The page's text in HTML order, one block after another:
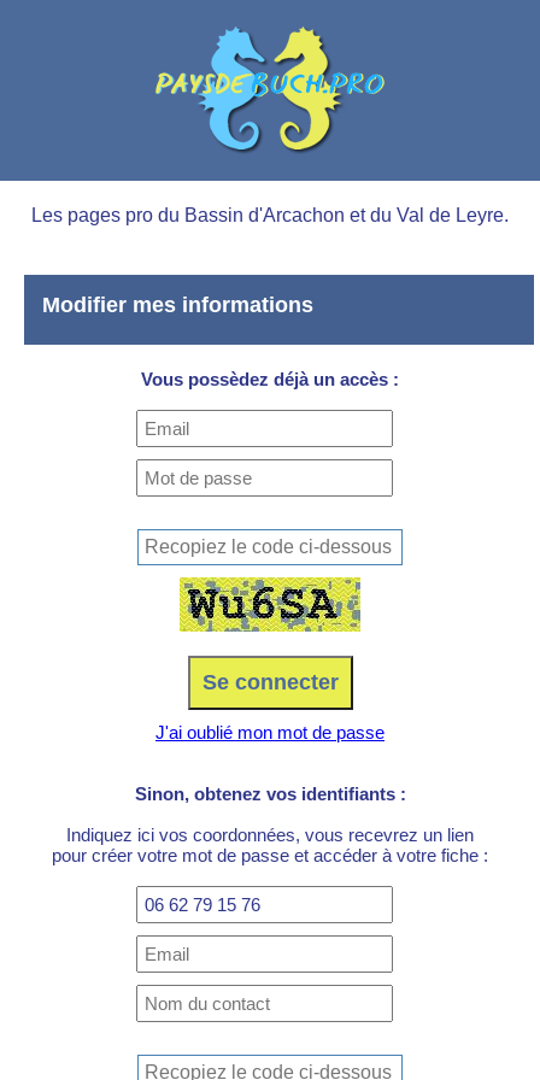
Les pages pro du Bassin d'Arcachon et du Val de Leyre.
Modifier mes informations
Vous possèdez déjà un accès :
J'ai oublié mon mot de passe
Sinon, obtenez vos identifiants :
Indiquez ici vos coordonnées, vous recevrez un lien
pour créer votre mot de passe et accéder à votre fiche :